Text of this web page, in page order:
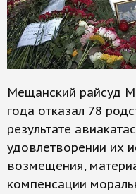
Мещанский райсуд
года отказал 78
результате
удовлетворении их
возмещения,
компенсации